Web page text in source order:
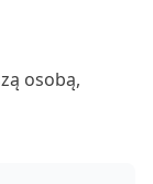
osobą,